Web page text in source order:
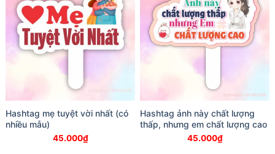
Hashtag mẹ tuyệt vời nhất (có
nhiều mẫu)
45.000₫
Hashtag ảnh này chất lượng
thấp, nhưng em chất lượng cao
45.000₫